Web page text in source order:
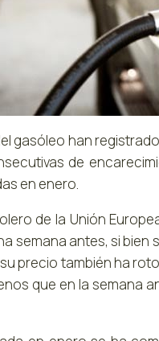
gasóleo han
de
en enero.
de la Unión
semana antes, si
precio también ha
que en la